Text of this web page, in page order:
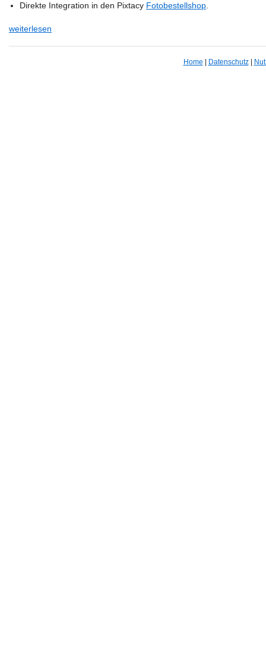
Direkte Integration in den Pixtacy Fotobestellshop
weiterlesen
Home Datenschutz|